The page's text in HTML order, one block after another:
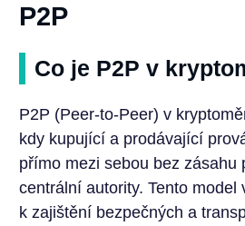
P2P
Co je P2P v
P2P (Peer-to-Peer) v
kdy kupující a prodávající
přímo mezi sebou bez zásahu
centrální autority. Tento model
k zajištění bezpečných a